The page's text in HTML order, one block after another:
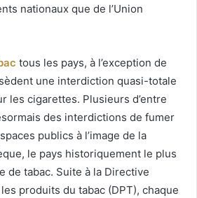
nationaux que de l’Union
tous les pays, à l’exception de
une interdiction quasi-totale
les cigarettes. Plusieurs d’entre
des interdictions de fumer
publics à l’image de la
le pays historiquement le plus
de tabac. Suite à la Directive
produits du tabac (DPT), chaque